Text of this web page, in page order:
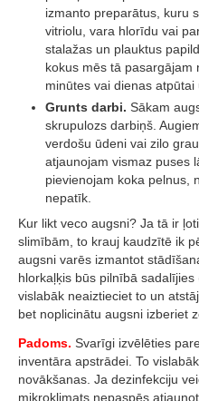
izmanto preparātus, kuru
vitriolu, vara hlorīdu vai
stalažas un plauktus
kokus mēs tā pasargājam
minūtes vai dienas atpūtai
Grunts darbi. Sākam
skrupulozs darbiņš.
verdošu ūdeni vai zilo
atjaunojam vismaz puses
pievienojam koka pelnus,
nepatīk.
Kur likt veco augsni? Ja tā ir
slimībām, to krauj kaudzītē ik
augsni varēs izmantot
hlorkaļķis būs pilnībā
vislabāk neaiztieciet to un
bet noplicinātu augsni izberiet
Padoms.Svarīgi izvēlēties
inventāra apstrādei. To
novākšanas. Ja dezinfekciju
mikroklimats nepaspēs